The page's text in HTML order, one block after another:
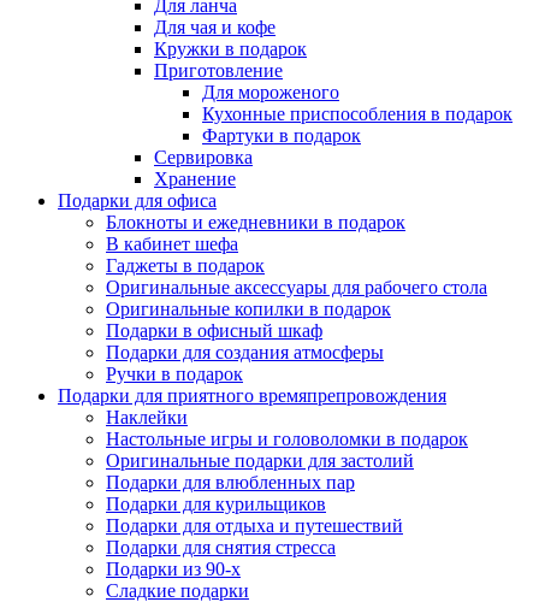
Для ланча
Для чая и кофе
Кружки в подарок
Приготовление
Для мороженого
Кухонные приспособления в подарок
Фартуки в подарок
Сервировка
Хранение
Подарки для офиса
Блокноты и ежедневники в подарок
В кабинет шефа
Гаджеты в подарок
Оригинальные аксессуары для рабочего стола
Оригинальные копилки в подарок
Подарки в офисный шкаф
Подарки для создания атмосферы
Ручки в подарок
Подарки для приятного времяпрепровождения
Наклейки
Настольные игры и головоломки в подарок
Оригинальные подарки для застолий
Подарки для влюбленных пар
Подарки для курильщиков
Подарки для отдыха и путешествий
Подарки для снятия стресса
Подарки из 90-х
Сладкие подарки